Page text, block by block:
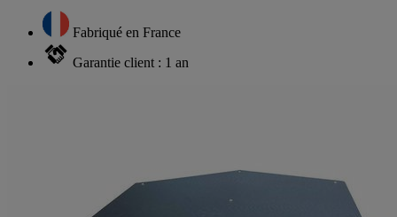
Fabriqué en France
Garantie client : 1 an